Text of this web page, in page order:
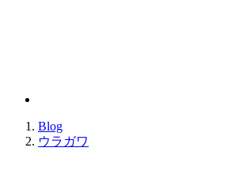
Blog
ウラガワ